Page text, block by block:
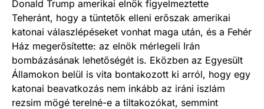
Donald Trump amerikai elnök figyelmeztette
Teheránt, hogy a tüntetők elleni erőszak amerikai
katonai válaszlépéseket vonhat maga után, és a Fehér
Ház megerősítette: az elnök mérlegeli Irán
bombázásának lehetőségét is. Eközben az Egyesült
Államokon belül is vita bontakozott ki arról, hogy egy
katonai beavatkozás nem inkább az iráni iszlám
rezsim mögé terelné-e a tiltakozókat, semmint